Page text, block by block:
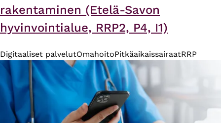
rakentaminen (Etelä-Savon
hyvinvointialue, RRP2, P4, I1)
Digitaaliset palvelutOmahoitoPitkäaikaissairaatRRP